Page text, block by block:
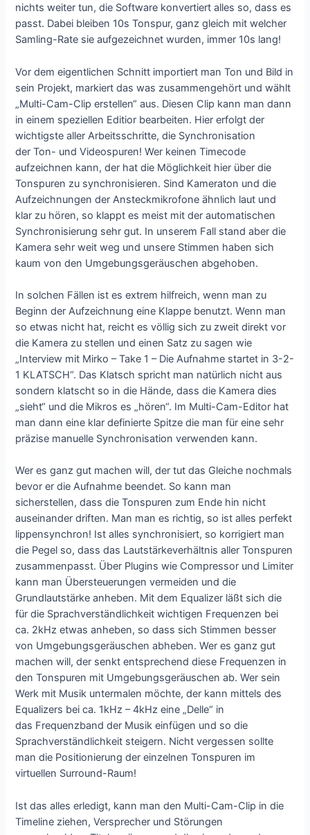
nichts weiter tun, die Software konvertiert alles so, dass es
passt. Dabei bleiben 10s Tonspur, ganz gleich mit welcher
Samling-Rate sie aufgezeichnet wurden, immer 10s lang!
Vor dem eigentlichen Schnitt importiert man Ton und Bild in
sein Projekt, markiert das was zusammengehört und wählt
„Multi-Cam-Clip erstellen“ aus. Diesen Clip kann man dann
in einem speziellen Editior bearbeiten. Hier erfolgt der
wichtigste aller Arbeitsschritte, die Synchronisation
der Ton- und Videospuren! Wer keinen Timecode
aufzeichnen kann, der hat die Möglichkeit hier über die
Tonspuren zu synchronisieren. Sind Kameraton und die
Aufzeichnungen der Ansteckmikrofone ähnlich laut und
klar zu hören, so klappt es meist mit der automatischen
Synchronisierung sehr gut. In unserem Fall stand aber die
Kamera sehr weit weg und unsere Stimmen haben sich
kaum von den Umgebungsgeräuschen abgehoben.
In solchen Fällen ist es extrem hilfreich, wenn man zu
Beginn der Aufzeichnung eine Klappe benutzt. Wenn man
so etwas nicht hat, reicht es völlig sich zu zweit direkt vor
die Kamera zu stellen und einen Satz zu sagen wie
„Interview mit Mirko – Take 1 – Die Aufnahme startet in 3-2-
1 KLATSCH“. Das Klatsch spricht man natürlich nicht aus
sondern klatscht so in die Hände, dass die Kamera dies
„sieht“ und die Mikros es „hören“. Im Multi-Cam-Editor hat
man dann eine klar definierte Spitze die man für eine sehr
präzise manuelle Synchronisation verwenden kann.
Wer es ganz gut machen will, der tut das Gleiche nochmals
bevor er die Aufnahme beendet. So kann man
sicherstellen, dass die Tonspuren zum Ende hin nicht
auseinander driften. Man man es richtig, so ist alles perfekt
lippensynchron! Ist alles synchronisiert, so korrigiert man
die Pegel so, dass das Lautstärkeverhältnis aller Tonspuren
zusammenpasst. Über Plugins wie Compressor und Limiter
kann man Übersteuerungen vermeiden und die
Grundlautstärke anheben. Mit dem Equalizer läßt sich die
für die Sprachverständlichkeit wichtigen Frequenzen bei
ca. 2kHz etwas anheben, so dass sich Stimmen besser
von Umgebungsgeräuschen abheben. Wer es ganz gut
machen will, der senkt entsprechend diese Frequenzen in
den Tonspuren mit Umgebungsgeräuschen ab. Wer sein
Werk mit Musik untermalen möchte, der kann mittels des
Equalizers bei ca. 1kHz – 4kHz eine „Delle“ in
das Frequenzband der Musik einfügen und so die
Sprachverständlichkeit steigern. Nicht vergessen sollte
man die Positionierung der einzelnen Tonspuren im
virtuellen Surround-Raum!
Ist das alles erledigt, kann man den Multi-Cam-Clip in die
Timeline ziehen, Versprecher und Störungen